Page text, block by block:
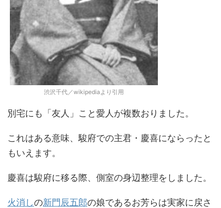
渋沢千代／wikipediaより引用
別宅にも「友人」こと愛人が複数おりました。
これはある意味、駿府での主君・慶喜にならったと
もいえます。
慶喜は駿府に移る際、側室の身辺整理をしました。
火消しの新門辰五郎の娘であるお芳らは実家に戻さ